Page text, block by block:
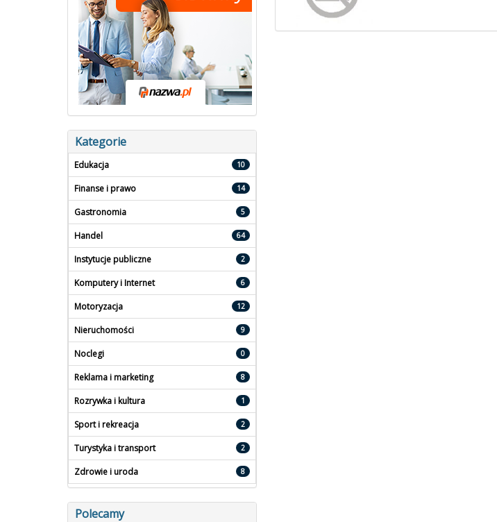
Kategorie
10
Edukacja
14
Finanse i prawo
5
Gastronomia
64
Handel
2
Instytucje publiczne
6
Komputery i Internet
12
Motoryzacja
9
Nieruchomości
0
Noclegi
8
Reklama i marketing
1
Rozrywka i kultura
2
Sport i rekreacja
2
Turystyka i transport
8
Zdrowie i uroda
Polecamy